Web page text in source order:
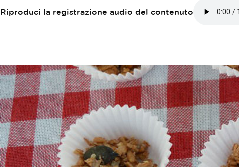
Riproduci la registrazione audio del contenuto